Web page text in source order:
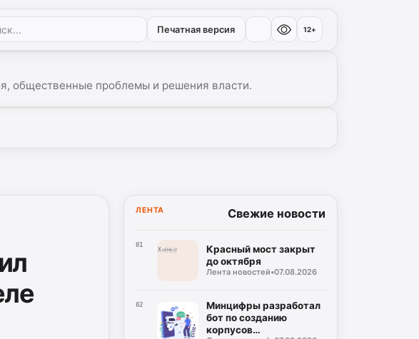
Печатная версия 12+
общественные проблемы и решения власти.
ЛЕНТА Свежие новости
01
Красный мост закрыт
до октября
Лента новостей•07.08.2026
02
Минцифры разработал
бот по созданию
корпусов